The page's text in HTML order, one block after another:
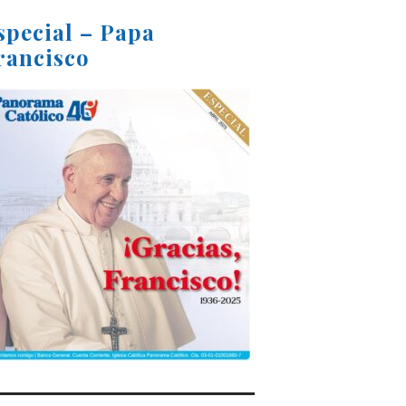
– Papa